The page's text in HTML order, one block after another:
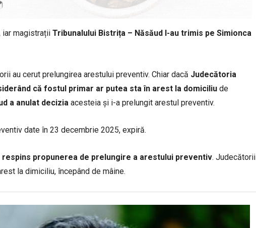
iar magistrații Tribunalului Bistrița – Năsăud l-au trimis pe Simionca
au cerut prelungirea arestului preventiv. Chiar dacă Judecătoria
că fostul primar ar putea sta în arest la domiciliu de
a anulat decizia acesteia și i-a prelungit arestul preventiv.
date în 23 decembrie 2025, expiră.
propunerea de prelungire a arestului preventiv. Judecătorii
la dimiciliu, începând de mâine.